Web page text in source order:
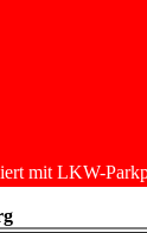
mit LKW-